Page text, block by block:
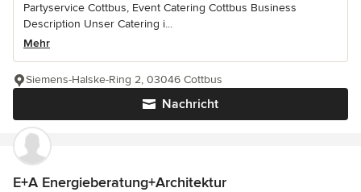
Partyservice Cottbus, Event Catering Cottbus Business
Description Unser Catering i...
Mehr
Nachricht
Siemens-Halske-Ring 2, 03046 Cottbus
E+A Energieberatung+Architektur